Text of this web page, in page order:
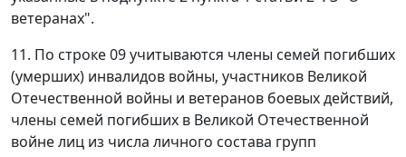
ветеранах".
11. По строке 09 учитываются члены семей погибших
(умерших) инвалидов войны, участников Великой
Отечественной войны и ветеранов боевых действий,
члены семей погибших в Великой Отечественной
войне лиц из числа личного состава групп